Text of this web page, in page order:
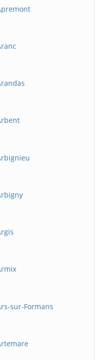
sur-Formans